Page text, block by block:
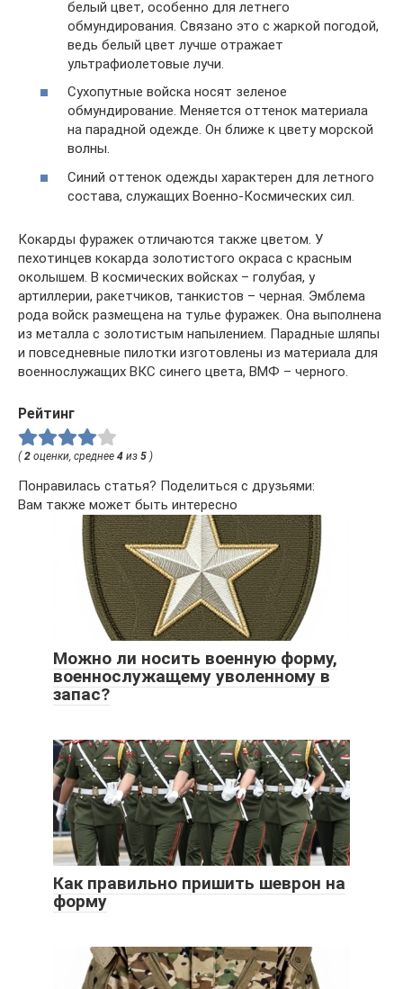
белый цвет, особенно для летнего
обмундирования. Связано это с жаркой погодой,
ведь белый цвет лучше отражает
ультрафиолетовые лучи.
Сухопутные войска носят зеленое
обмундирование. Меняется оттенок материала
на парадной одежде. Он ближе к цвету морской
волны.
Синий оттенок одежды характерен для летного
состава, служащих Военно-Космических сил.
Кокарды фуражек отличаются также цветом. У
пехотинцев кокарда золотистого окраса с красным
околышем. В космических войсках – голубая, у
артиллерии, ракетчиков, танкистов – черная. Эмблема
рода войск размещена на тулье фуражек. Она выполнена
из металла с золотистым напылением. Парадные шляпы
и повседневные пилотки изготовлены из материала для
военнослужащих ВКС синего цвета, ВМФ – черного.
Рейтинг
(2 оценки, среднее 4 из 5 )
Понравилась статья? Поделиться с друзьями:
Вам также может быть интересно
Можно ли носить военную форму,
военнослужащему уволенному в
запас?
Как правильно пришить шеврон на
форму